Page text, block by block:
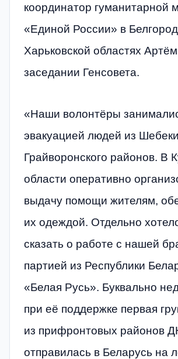
координатор гуманитарной
«Единой России» в
Харьковской областях
заседании Генсовета.
«Наши волонтёры
эвакуацией людей из
Грайворонского районов. В
области оперативно
выдачу помощи жителям,
их одеждой. Отдельно
сказать о работе с нашей
партией из Республики
«Белая Русь». Буквально
при её поддержке первая
из прифронтовых районов
отправилась в Беларусь на